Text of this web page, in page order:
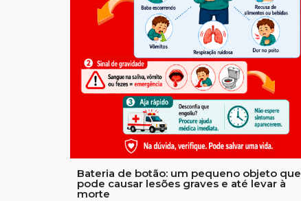
Bateria de botão: um pequeno objeto que
pode causar lesões graves e até levar à
morte